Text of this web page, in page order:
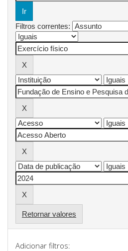
Filtros correntes:
Retornar valores
Adicionar filtros: